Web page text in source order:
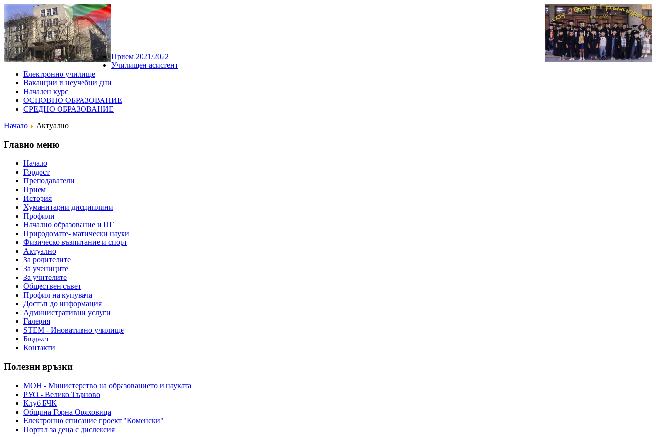
Прием 2021/2022
Училищен асистент
Електронно училище
Ваканции и неучебни дни
Начален курс
ОСНОВНО ОБРАЗОВАНИЕ
СРЕДНО ОБРАЗОВАНИЕ
Начало
Актуално
Главно меню
Начало
Гордост
Преподаватели
Прием
История
Хуманитарни дисциплини
Профили
Начално образование и ПГ
Природомате- матически науки
Физическо възпитание и спорт
Актуално
За родителите
За учениците
За учителите
Обществен съвет
Профил на купувача
Достъп до информация
Административни услуги
Галерия
STEM - Иновативно училище
Бюджет
Контакти
Полезни връзки
МОН - Министерство на образованието и науката
РУО - Велико Търново
Клуб БЧК
Община Горна Оряховица
Електронно списание проект "Коменски"
Портал за деца с дислексия